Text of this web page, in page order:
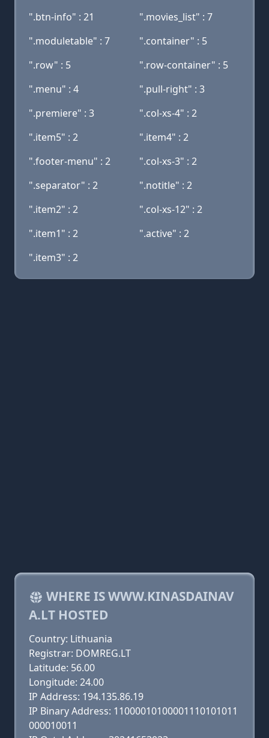
".btn-info" : 21
".movies_list" : 7
".moduletable" : 7
".container" : 5
".row" : 5
".row-container" : 5
".menu" : 4
".pull-right" : 3
".premiere" : 3
".col-xs-4" : 2
".item5" : 2
".item4" : 2
".footer-menu" : 2
".col-xs-3" : 2
".separator" : 2
".notitle" : 2
".item2" : 2
".col-xs-12" : 2
".item1" : 2
".active" : 2
".item3" : 2
WHERE IS WWW.KINASDAINAV
A.LT HOSTED
Country: Lithuania
Registrar: DOMREG.LT
Latitude: 56.00
Longitude: 24.00
IP Address: 194.135.86.19
IP Binary Address: 11000010100001110101011
000010011